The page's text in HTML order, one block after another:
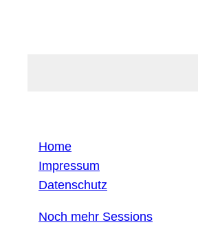
Home
Impressum
Datenschutz
Noch mehr Sessions